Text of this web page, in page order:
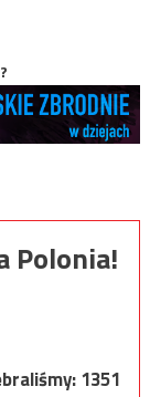
Polonia!
1351